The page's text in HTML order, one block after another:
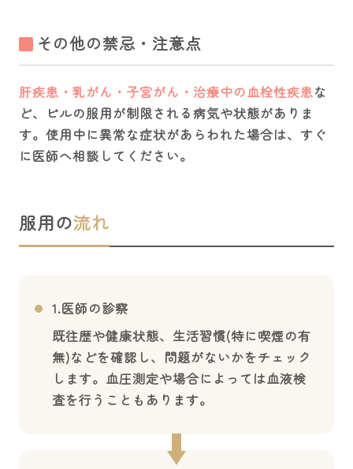
その他の禁忌・注意点
肝疾患・乳がん・子宮がん・治療中の血栓性疾患な
ど、ピルの服用が制限される病気や状態がありま
す。使用中に異常な症状があらわれた場合は、すぐ
に医師へ相談してください。
服用の流れ
1.医師の診察
既往歴や健康状態、生活習慣(特に喫煙の有
無)などを確認し、問題がないかをチェック
します。血圧測定や場合によっては血液検
査を行うこともあります。